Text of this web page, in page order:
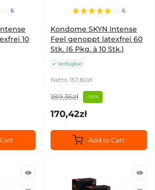
6
10
6
Kondome SKYN Intense
Feel genoppt latexfrei 60
Stk. (6 Pkg. à 10 Stk.)
Verfügbar
Netto 157,80zł
189,36zł -10%
170,42zł
Add to Cart